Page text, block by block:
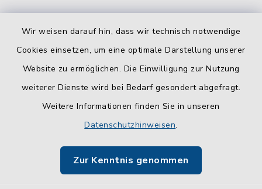
Wir weisen darauf hin, dass wir technisch notwendige
Cookies einsetzen, um eine optimale Darstellung unserer
Website zu ermöglichen. Die Einwilligung zur Nutzung
weiterer Dienste wird bei Bedarf gesondert abgefragt.
Weitere Informationen finden Sie in unseren
Datenschutzhinweisen.
Zur Kenntnis genommen
Barrierefreiheit
Impressum